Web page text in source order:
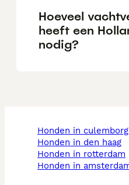
Hoeveel
heeft een
nodig?
honden in culemborg
honden in den haag
honden in rotterdam
honden in